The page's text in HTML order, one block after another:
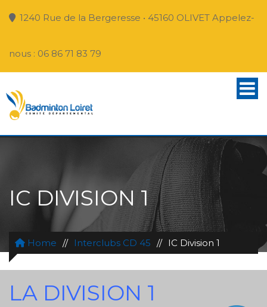
1240 Rue de la Bergeresse • 45160 OLIVET Appelez-
nous : 06 86 71 83 79
IC DIVISION 1
Home // Interclubs CD 45 // IC Division 1
LA DIVISION 1